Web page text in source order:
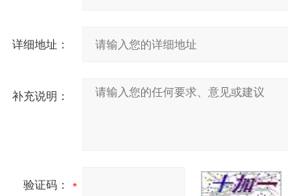
详细地址：
补充说明：
验证码：